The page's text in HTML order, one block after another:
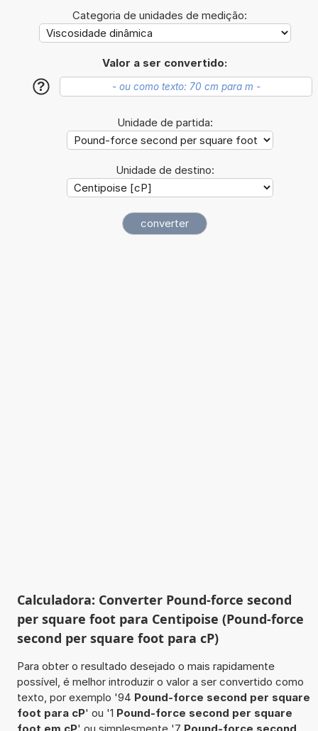
Categoria de unidades de medição:
Valor a ser convertido:
?
Unidade de partida:
Unidade de destino:
Calculadora: Converter Pound-force second
per square foot para Centipoise (Pound-force
second per square foot para cP)
Para obter o resultado desejado o mais rapidamente
possível, é melhor introduzir o valor a ser convertido como
texto, por exemplo '94 Pound-force second per square
foot para cP' ou '1 Pound-force second per square
foot em cP' ou simplesmente '7 Pound-force second